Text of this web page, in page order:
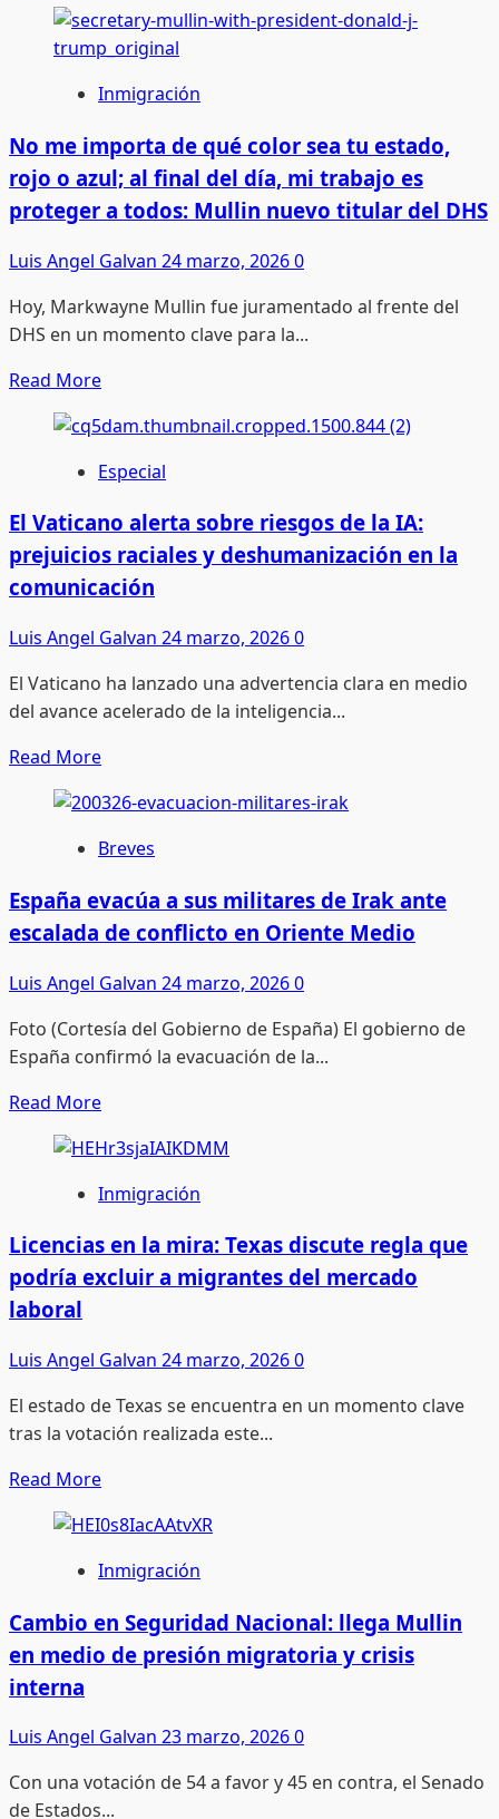
del
debate
about
Diputada
Paty
Jiménez
advierte
riesgos
de
opacidad
y
en
nueva
de
infraestructura
Inmigración
No me importa de qué color sea tu estado,
rojo o azul; al final del día, mi trabajo es
proteger a todos: Mullin nuevo titular del DHS
Luis Angel Galvan 24 marzo, 20260
Hoy, Markwayne Mullin fue juramentado al frente del
DHS en un momento clave para la...
Read MoreRead
about
No
me
importa
de
qué
color
sea
estado,
rojo
azul;
al
del
mi
trabajo
proteger
a
todos:
nuevo
del
DHS
Especial
El Vaticano alerta sobre riesgos de la IA:
prejuicios raciales y deshumanización en la
comunicación
Luis Angel Galvan 24 marzo, 20260
El Vaticano ha lanzado una advertencia clara en medio
del avance acelerado de la inteligencia...
Read MoreRead
about
El
alerta
sobre
riesgos
de
IA:
prejuicios
y
deshumanización
la
Breves
España evacúa a sus militares de Irak ante
escalada de conflicto en Oriente Medio
Luis Angel Galvan 24 marzo, 20260
Foto (Cortesía del Gobierno de España) El gobierno de
España confirmó la evacuación de la...
Read MoreRead
about
España
evacúa
a
sus
militares
Irak
escalada
de
en
Oriente
Inmigración
Licencias en la mira: Texas discute regla que
podría excluir a migrantes del mercado
laboral
Luis Angel Galvan 24 marzo, 20260
El estado de Texas se encuentra en un momento clave
tras la votación realizada este...
Read MoreRead
about
Licencias
la
mira:
Texas
regla
podría
excluir
Inmigración
Cambio en Seguridad Nacional: llega Mullin
en medio de presión migratoria y crisis
interna
Luis Angel Galvan 23 marzo, 20260
Con una votación de 54 a favor y 45 en contra, el Senado
de Estados...